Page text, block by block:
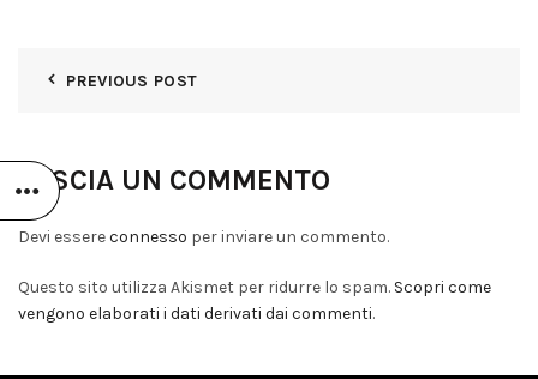
PREVIOUS POST
LASCIA UN COMMENTO
Devi essereconnesso per inviare un commento.
Questo sito utilizza Akismet per ridurre lo spam. Scopri come
vengono elaborati i dati derivati dai commenti.